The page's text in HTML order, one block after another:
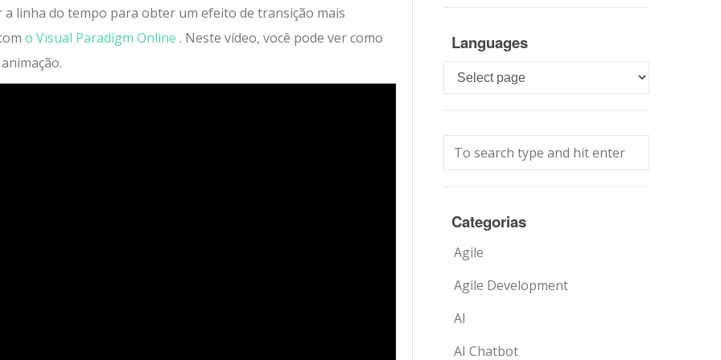
linha do tempo para obter um efeito de transição mais
o Visual Paradigm Online . Neste vídeo, você pode ver como
Languages
Languages
Categorias
Agile
Agile Development
AI
AI Chatbot